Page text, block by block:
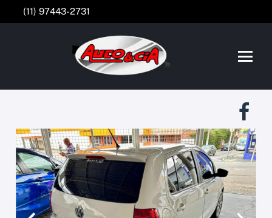
(11) 97443-2731